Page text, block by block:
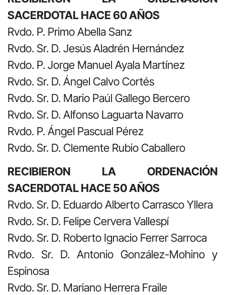
SACERDOTAL HACE 60 AÑOS
Rvdo. P. Primo Abella Sanz
Rvdo. Sr. D. Jesús Aladrén Hernández
Rvdo. P. Jorge Manuel Ayala Martínez
Rvdo. Sr. D. Ángel Calvo Cortés
Rvdo. Sr. D. Mario Paúl Gallego Bercero
Rvdo. Sr. D. Alfonso Laguarta Navarro
Rvdo. P. Ángel Pascual Pérez
Rvdo. Sr. D. Clemente Rubio Caballero
RECIBIERON LA ORDENACIÓN
SACERDOTAL HACE 50 AÑOS
Rvdo. Sr. D. Eduardo Alberto Carrasco Yllera
Rvdo. Sr. D. Felipe Cervera Vallespí
Rvdo. Sr. D. Roberto Ignacio Ferrer Sarroca
Rvdo. Sr. D. Antonio González-Mohino y
Espinosa
Rvdo. Sr. D. Mariano Herrera Fraile